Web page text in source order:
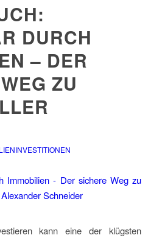
DURCH
– DER
ZU
kann eine der klügsten